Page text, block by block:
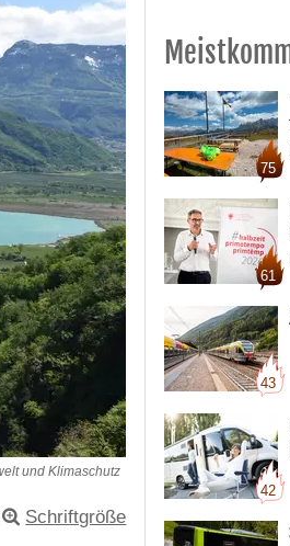
und Klimaschutz
Schriftgröße
75
61
43
42